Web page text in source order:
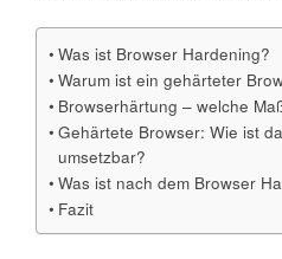
Was ist Browser Hardening?
Warum ist ein gehärteter
Browserhärtung – welche
Gehärtete Browser: Wie ist
umsetzbar?
Was ist nach dem Browser
Fazit